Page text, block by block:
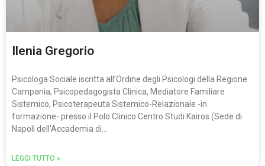
Ilenia Gregorio
Psicologa Sociale iscritta all’Ordine degli Psicologi della Regione
Campania, Psicopedagogista Clinica, Mediatore Familiare
Sistemico, Psicoterapeuta Sistemico-Relazionale -in
formazione- presso il Polo Clinico Centro Studi Kairos (Sede di
Napoli dell’Accademia di…
LEGGI TUTTO »